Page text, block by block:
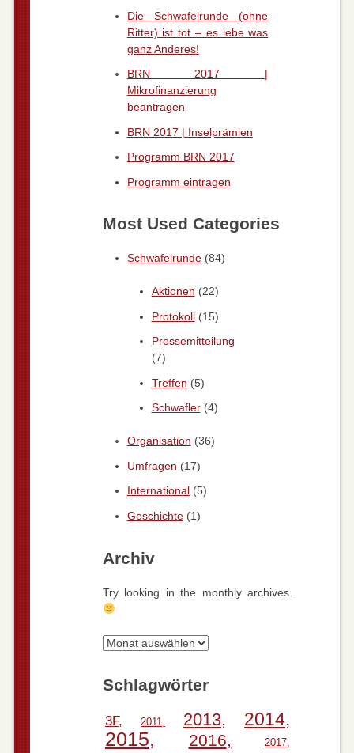
Die Schwafelrunde (ohne
Ritter) ist tot – es lebe was
ganz Anderes!
BRN 2017 |
Mikrofinanzierung
beantragen
BRN 2017 | Inselprämien
Programm BRN 2017
Programm eintragen
Most Used Categories
Schwafelrunde(84)
Aktionen (22)
Protokoll(15)
Pressemitteilung
(7)
Treffen (5)
Schwafler(4)
Organisation (36)
Umfragen (17)
International(5)
Geschichte(1)
Archiv
Try looking in the monthly archives.
Archiv
Schlagwörter
3F 2011 2013 2014
2015 2016 2017